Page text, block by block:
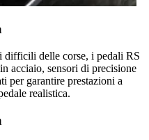
difficili delle corse, i pedali RS
acciaio, sensori di precisione
per garantire prestazioni a
realistica.